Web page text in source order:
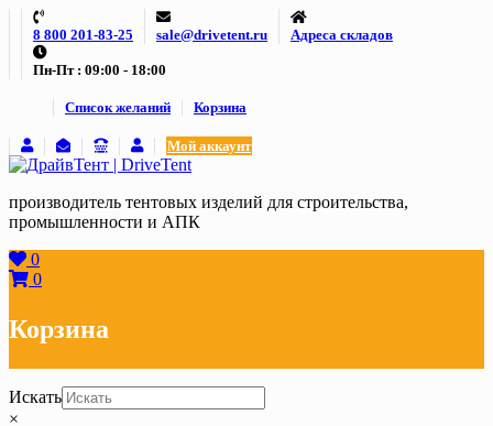
Skip
content
8 800 201-83-25 sale@drivetent.ru Адреса складов
Пн-Пт : 09:00 - 18:00
Список желаний Корзина
Мой аккаунт
производитель тентовых изделий для строительства,
промышленности и АПК
0
0
Корзина
Искать
×